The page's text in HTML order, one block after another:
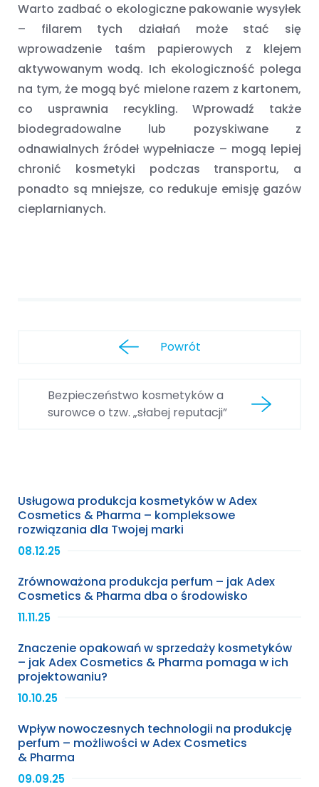
Warto zadbać o ekologiczne pakowanie wysyłek
– filarem tych działań może stać się
wprowadzenie taśm papierowych z klejem
aktywowanym wodą. Ich ekologiczność polega
na tym, że mogą być mielone razem z kartonem,
co usprawnia recykling. Wprowadź także
biodegradowalne lub pozyskiwane z
odnawialnych źródeł wypełniacze – mogą lepiej
chronić kosmetyki podczas transportu, a
ponadto są mniejsze, co redukuje emisję gazów
cieplarnianych.
Powrót
Bezpieczeństwo kosmetyków a
surowce o tzw. „słabej reputacji”
Usługowa produkcja kosmetyków w Adex
Cosmetics & Pharma – kompleksowe
rozwiązania dla Twojej marki
08.12.25
Zrównoważona produkcja perfum – jak Adex
Cosmetics & Pharma dba o środowisko
11.11.25
Znaczenie opakowań w sprzedaży kosmetyków
– jak Adex Cosmetics & Pharma pomaga w ich
projektowaniu?
10.10.25
Wpływ nowoczesnych technologii na produkcję
perfum – możliwości w Adex Cosmetics
& Pharma
09.09.25